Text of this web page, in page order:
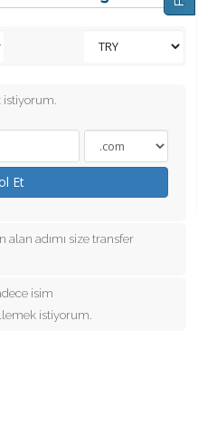
istiyorum.
Et
alan adımı size transfer
isim
istiyorum.